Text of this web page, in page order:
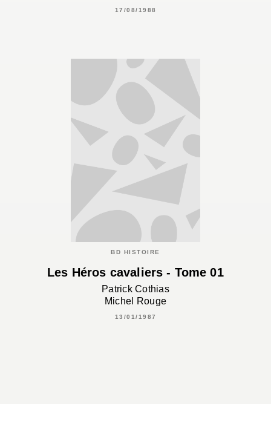
17/08/1988
BD HISTOIRE
Les Héros cavaliers - Tome 01
Patrick Cothias
Michel Rouge
13/01/1987